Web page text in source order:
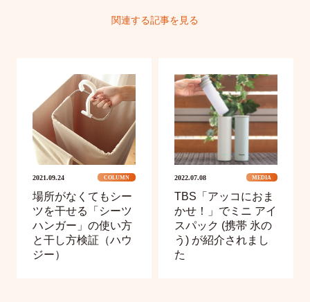
関連する記事を見る
2021.09.24 COLUMN
場所がなくてもシー
ツを干せる「シーツ
ハンガー」の使い方
と干し方検証（ハウ
ジー）
2022.07.08 MEDIA
TBS「アッコにおま
かせ！」でミニ アイ
スパック (携帯 氷の
う) が紹介されまし
た